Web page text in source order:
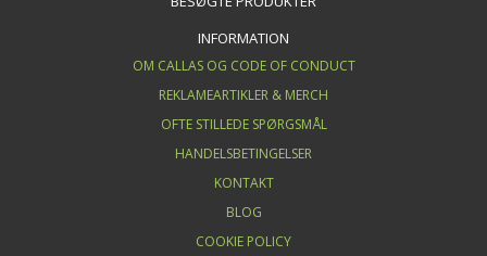
INFORMATION
OM CALLAS OG CODE OF CONDUCT
REKLAMEARTIKLER & MERCH
OFTE STILLEDE SPØRGSMÅL
HANDELSBETINGELSER
KONTAKT
BLOG
COOKIE POLICY